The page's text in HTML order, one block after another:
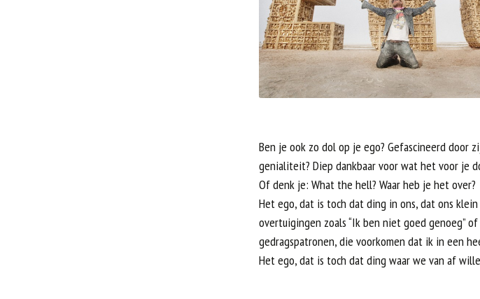
Ben je ook zo dol op je ego? Gefascineerd door
genialiteit? Diep dankbaar voor wat het voor je
Of denk je: What the hell? Waar heb je het over?
Het ego, dat is toch dat ding in ons, dat ons
overtuigingen zoals “Ik ben niet goed genoeg”
gedragspatronen, die voorkomen dat ik in een
Het ego, dat is toch dat ding waar we van af